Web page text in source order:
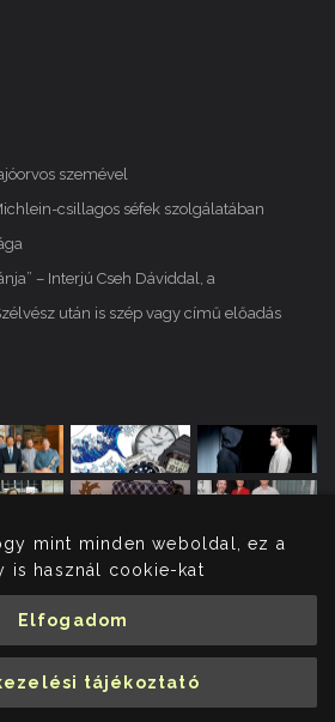
mint minden weboldal, ez a
is használ cookie-kat
Elfogadom
tájékoztató
szemével
csillagos séfek szolgálatában
– Interjú Cseh Dáviddal, a
után is szép vagy című előadás
jog fenntartva.Adatkezelési tájékoztató
Impresszum